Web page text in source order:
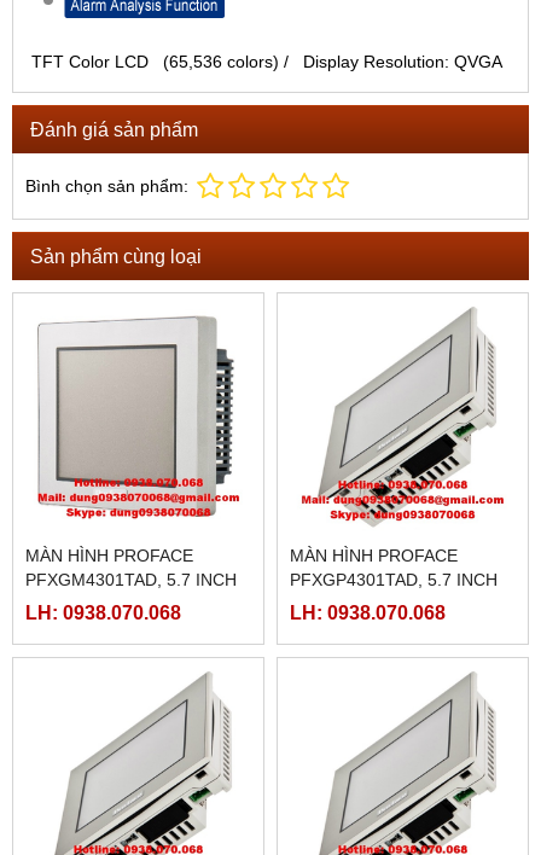
TFT Color LCD (65,536 colors) / Display Resolution: QVGA
Đánh giá sản phẩm
Bình chọn sản phẩm:
Sản phẩm cùng loại
MÀN HÌNH PROFACE
PFXGM4301TAD, 5.7 INCH
LH: 0938.070.068
MÀN HÌNH PROFACE
PFXGP4301TAD, 5.7 INCH
LH: 0938.070.068